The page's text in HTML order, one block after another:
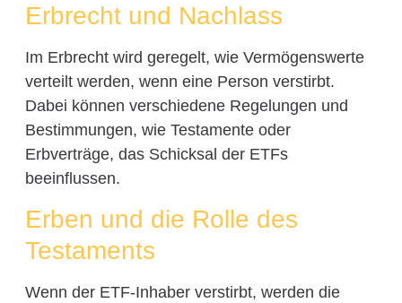
Erbrecht und Nachlass
Im Erbrecht wird geregelt, wie Vermögenswerte
verteilt werden, wenn eine Person verstirbt.
Dabei können verschiedene Regelungen und
Bestimmungen, wie Testamente oder
Erbverträge, das Schicksal der ETFs
beeinflussen.
Erben und die Rolle des
Testaments
Wenn der ETF-Inhaber verstirbt, werden die